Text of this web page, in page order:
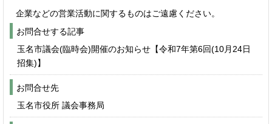
企業などの営業活動に関するものはご遠慮ください。
お問合せする記事
玉名市議会(臨時会)開催のお知らせ【令和7年第6回(10月24日
招集)】
お問合せ先
玉名市役所 議会事務局